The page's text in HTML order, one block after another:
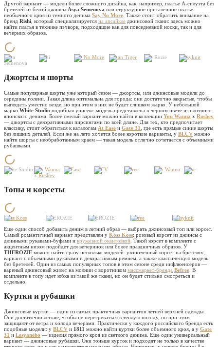
Другой вариант — модели более сложного дизайна, как, например, платье А-силуэта без
бретелей из белой джинсы Asya Semenova или структурное приталенное платье
необычного кроя из темного денима Say No More. Также стоит обратить внимание на
бренд Rishi, который специализируется на апсайкле джинсовой ткани: здесь можно
найти платья в технике пэчворк, подходящие как для повседневной носки, так и для
вечерних образов.
Asya
Semenova
Rishi Say No More Urban Tiger The Rozie Daisyknit
Джортсы и шорты
Самые популярные шорты уже который сезон — джортсы, или джинсовые модели до
середины голени. Такая длина оптимальна для города: они достаточно закрытые, чтобы
выглядеть уместно везде, но при этом в них не будет слишком жарко. У небольшой
марки White Studio подобная унисекс-модель представлена в черном цвете из плотного
японского денима. Более смелый вариант можно найти в коллекции You Wanna x Rushev
— джортсы с декоративными пирсингами по всей длине. Для тех, кто предпочитает
классику, стоит обратиться к каталогам At Ease и Gate 31
, где есть прямые синие шорты
без лишних деталей. Если же на лето хочется более короткие варианты, у BLCV можно
найти шорты с необработанным краем — такая модель отлично сочетается с объемными
рубашками.
White Studio You Wanna
xRushev
At Ease BLCV Befree You Wanna Lime
Топы и корсеты
Koss Koss THEROZIE THEROZIE Befree
Daisyknit
Еще один способ добавить деним в летний образ — выбрать джинсовый топ или корсет.
Самый романтичный вариант представлен у Koss Koss: розовый корсет из джинсы с
длинными рукавами-буфами и кружевной окантовкой . Такой корсет в комплекте с
акцентным низом подойдет для вечеринок или более праздничных образов. У
THEROZIE можно найти сразу несколько моделей: укороченный корсет на бретелях,
вариант с объемными рукавами и декоративным ремнем, а также классическую модель
без бретелей. Один из самых популярных топов в этом сезоне среди инфлюенсеров —
вареный джинсовый жилет на молнии с воротником массмаркет-бренда Befree . В
комплекте к топу идет юбка из такой же ткани, но он будет стильно смотреться и
отдельно.
Куртки и рубашки
Джинсовые куртки — один из самых практичных вариантов летней верхней одежды.
Они достаточно легкие, чтобы не перегреваться в теплую погоду, но при этом
защищают от ветра и холода вечерами. Практически у каждого российского бренда есть
подобные модели: у BLCV и 1811 можно найти куртки более объемного кроя, а у Gate
31 и Lesyanebo — изделия прямого кроя из светлого денима. Еще один универсальный
вариант — джинсовые рубашки. Они тоньше курток и подходят не только в качестве